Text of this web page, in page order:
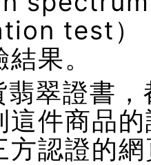
test）
果。
翠證書
這件商品
方認證的